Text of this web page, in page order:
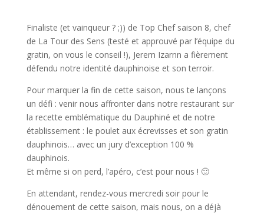
Finaliste (et vainqueur ? ;)) de Top Chef saison 8, chef
de La Tour des Sens (testé et approuvé par l’équipe du
gratin, on vous le conseil !), Jerem Izarnn a fièrement
défendu notre identité dauphinoise et son terroir.
Pour marquer la fin de cette saison, nous te lançons
un défi : venir nous affronter dans notre restaurant sur
la recette emblématique du Dauphiné et de notre
établissement : le poulet aux écrevisses et son gratin
dauphinois… avec un jury d’exception 100 %
dauphinois.
Et même si on perd, l’apéro, c’est pour nous ! 🙂
En attendant, rendez-vous mercredi soir pour le
dénouement de cette saison, mais nous, on a déjà